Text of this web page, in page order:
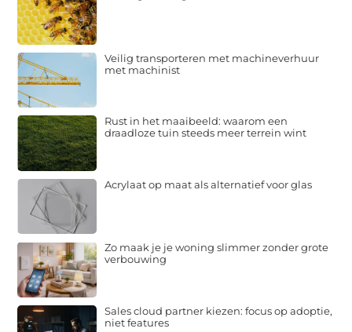
Veilig transporteren met machineverhuur
met machinist
Rust in het maaibeeld: waarom een
draadloze tuin steeds meer terrein wint
Acrylaat op maat als alternatief voor glas
Zo maak je je woning slimmer zonder grote
verbouwing
Sales cloud partner kiezen: focus op adoptie,
niet features